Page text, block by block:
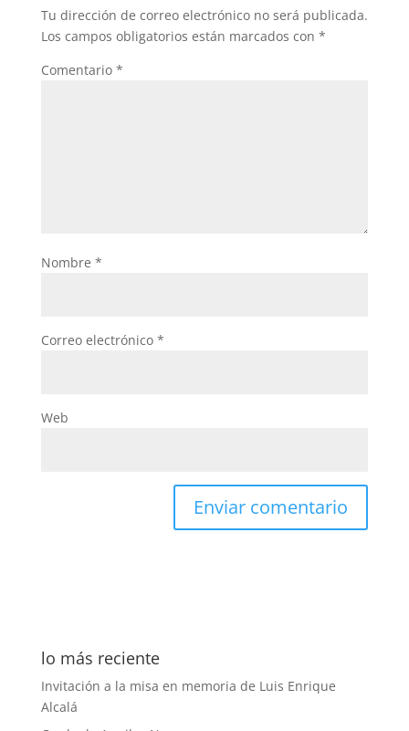
Tu dirección de correo electrónico no será publicada.
Los campos obligatorios están marcados con *
Comentario *
Nombre *
Correo electrónico *
Web
lo más reciente
Invitación a la misa en memoria de Luis Enrique
Alcalá